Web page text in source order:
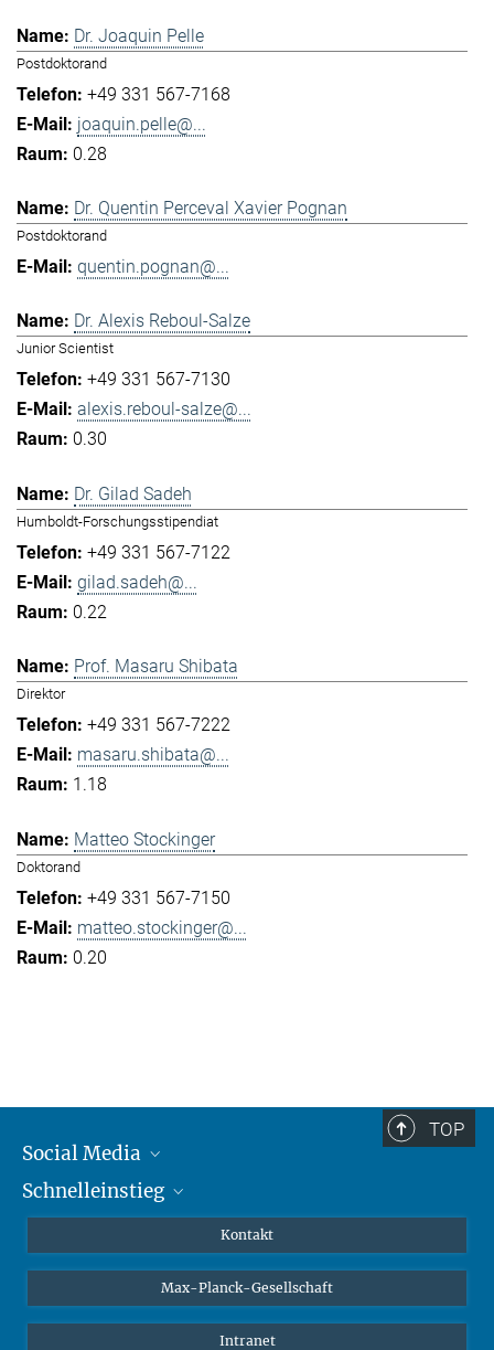
Dr. Joaquin Pelle
Postdoktorand
+49 331 567-7168
joaquin.pelle@...
0.28
Dr. Quentin Perceval Xavier Pognan
Postdoktorand
quentin.pognan@...
Dr. Alexis Reboul-Salze
Junior Scientist
+49 331 567-7130
alexis.reboul-salze@...
0.30
Dr. Gilad Sadeh
Humboldt-Forschungsstipendiat
+49 331 567-7122
gilad.sadeh@...
0.22
Prof. Masaru Shibata
Direktor
+49 331 567-7222
masaru.shibata@...
1.18
Matteo Stockinger
Doktorand
+49 331 567-7150
matteo.stockinger@...
0.20
TOP
Social Media
Mastodon
Schnelleinstieg
Schüler*innen
Kontakt
Max-Planck-Gesellschaft
Intranet